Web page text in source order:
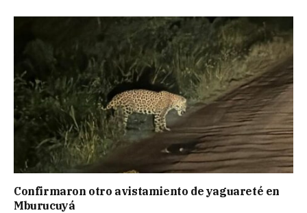
Confirmaron otro avistamiento de yaguareté en
Mburucuyá